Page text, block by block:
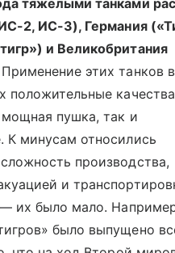
тяжелыми танками
2, ИС-3), Германия
и Великобритания
Применение этих танков
положительные
пушка, так и
К минусам относились
производства,
и
их было мало.
было выпущено